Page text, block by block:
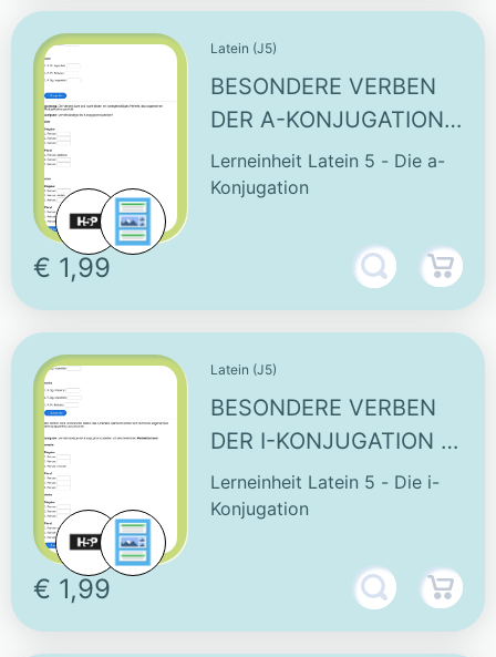
Latein (J5)
BESONDERE VERBEN
DER A-KONJUGATION
(DARE) - INTERAKTIVE
AUFGABE
Lerneinheit Latein 5 - Die a-
Konjugation
€ 1,99
Latein (J5)
BESONDERE VERBEN
DER I-KONJUGATION -
INTERAKTIVE
AUFGABE
Lerneinheit Latein 5 - Die i-
Konjugation
€ 1,99